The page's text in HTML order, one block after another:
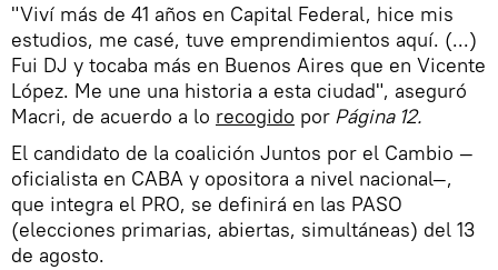
"Viví más de 41 años en Capital Federal, hice mis
estudios, me casé, tuve emprendimientos aquí. (...)
Fui DJ y tocaba más en Buenos Aires que en Vicente
López. Me une una historia a esta ciudad", aseguró
Macri, de acuerdo a lo recogido por Página 12.
El candidato de la coalición Juntos por el Cambio —
oficialista en CABA y opositora a nivel nacional—,
que integra el PRO, se definirá en las PASO
(elecciones primarias, abiertas, simultáneas) del 13
de agosto.